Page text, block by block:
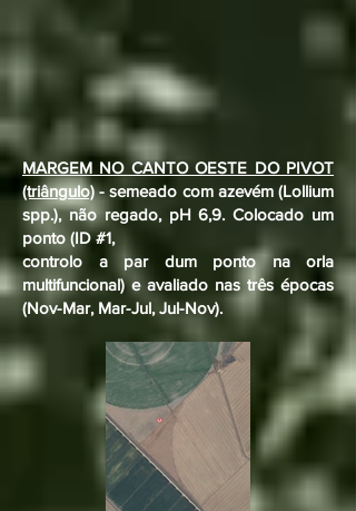
MARGEM NO CANTO OESTE DO PIVOT
(triângulo)- semeado com azevém (Lollium
spp.), não regado, pH 6,9. Colocado um
ponto (ID #1,
controlo a par dum ponto na orla
multifuncional) e avaliado nas três épocas
(Nov-Mar, Mar-Jul, Jul-Nov).